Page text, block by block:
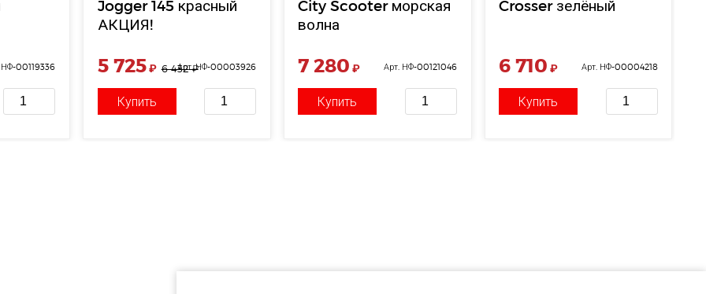
НФ-00119336
Jogger 145 красный
АКЦИЯ!
5 725₽ 6 432₽
Арт. НФ-00003926
Купить
City Scooter морская
волна
7 280 ₽ Арт. НФ-00121046
Купить
Crosser зелёный
6 710 ₽ Арт. НФ-00004218
Купить